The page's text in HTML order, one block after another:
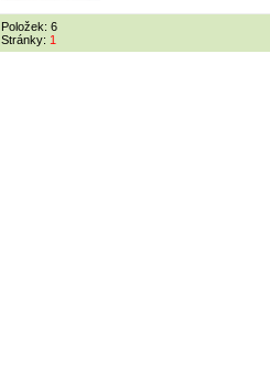
Položek: 6
Stránky: 1